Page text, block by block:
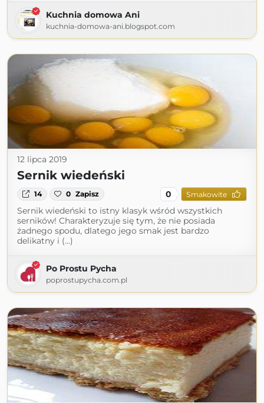
Kuchnia domowa Ani
kuchnia-domowa-ani.blogspot.com
12 lipca 2019
Sernik wiedeński
14 0 Zapisz 0 Smakowite
Sernik wiedeński to istny klasyk wśród wszystkich
serników! Charakteryzuje się tym, że nie posiada
żadnego spodu, dlatego jego smak jest bardzo
delikatny i (...)
Po Prostu Pycha
poprostupycha.com.pl